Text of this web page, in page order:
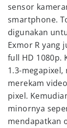
sensor
smartphone.
digunakan
Exmor R yang
full HD 1080p.
1.3-
merekam
pixel.
minornya
mendapatkan